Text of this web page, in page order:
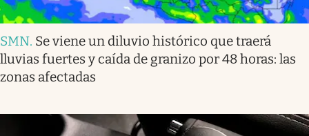
SMN. Se viene un diluvio histórico que traerá
lluvias fuertes y caída de granizo por 48 horas: las
zonas afectadas